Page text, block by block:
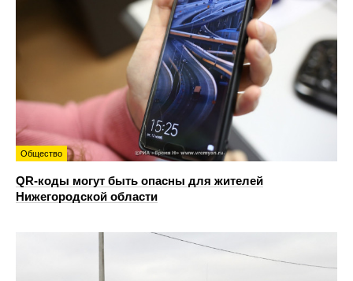
Общество
QR-коды могут быть опасны для жителей
Нижегородской области